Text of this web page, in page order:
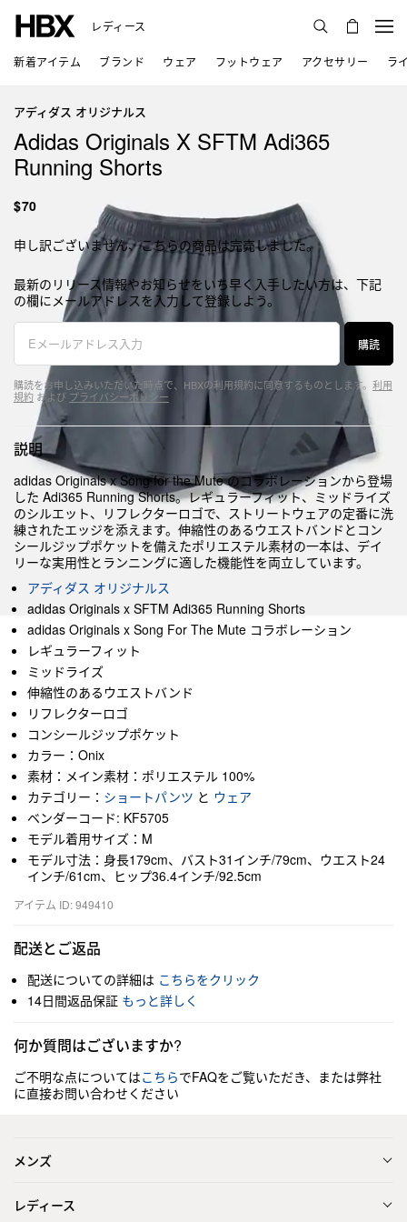
レディース
新着アイテム ブランド ウェア フットウェア アクセサリー ラ
アディダス オリジナルス
Adidas Originals X SFTM Adi365
Running Shorts
$70
申し訳ございません、こちらの商品は完売しました。
最新のリリース情報やお知らせをいち早く入手したい方は、下記
の欄にメールアドレスを入力して登録しよう。
購読
購読をお申し込みいただいた時点で、HBXの利用規約に同意するものとします。 利用
規約 および プライバシーポリシー
説明
adidas Originals x Song for the Mute のコラボレーションから登場
した Adi365 Running Shorts。レギュラーフィット、ミッドライズ
のシルエット、リフレクターロゴで、ストリートウェアの定番に洗
練されたエッジを添えます。伸縮性のあるウエストバンドとコン
シールジップポケットを備えたポリエステル素材の一本は、デイ
リーな実用性とランニングに適した機能性を両立しています。
アディダス オリジナルス
adidas Originals x SFTM Adi365 Running Shorts
adidas Originals x Song For The Mute コラボレーション
レギュラーフィット
ミッドライズ
伸縮性のあるウエストバンド
リフレクターロゴ
コンシールジップポケット
カラー：Onix
素材：メイン素材：ポリエステル 100%
カテゴリー： ショートパンツ と ウェア
ベンダーコード: KF5705
モデル着用サイズ：M
モデル寸法：身長179cm、バスト31インチ/79cm、ウエスト24
インチ/61cm、ヒップ36.4インチ/92.5cm
アイテム ID: 949410
配送とご返品
配送についての詳細は こちらをクリック
14日間返品保証 もっと詳しく
何か質問はございますか?
ご不明な点についてはこちらでFAQをご覧いただき、または弊社
に直接お問い合わせください
メンズ
レディース